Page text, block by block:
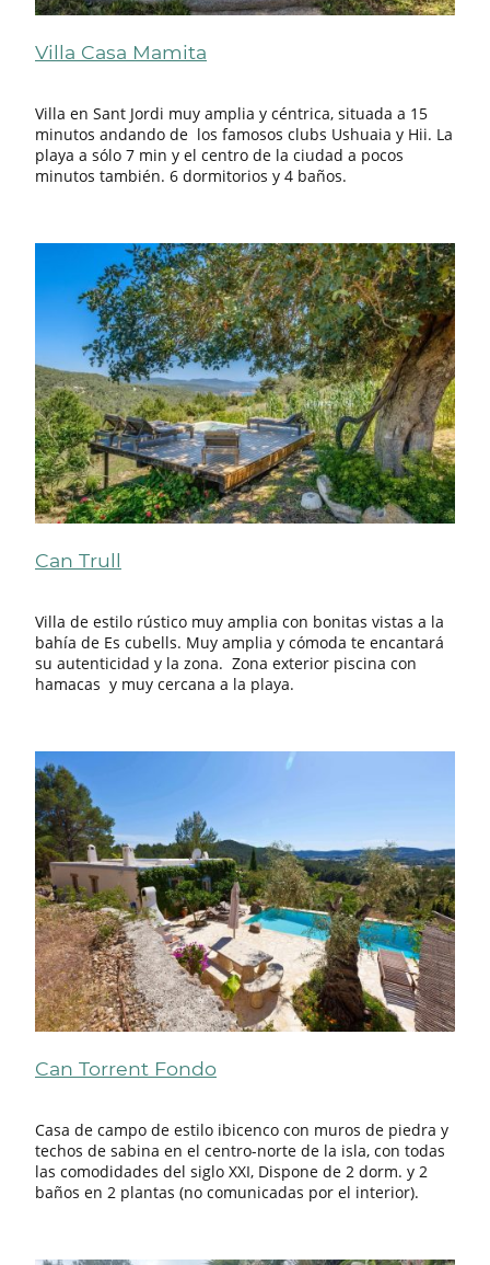
Villa Casa Mamita
Villa en Sant Jordi muy amplia y céntrica, situada a 15
minutos andando de los famosos clubs Ushuaia y Hii. La
playa a sólo 7 min y el centro de la ciudad a pocos
minutos también. 6 dormitorios y 4 baños.
Can Trull
Villa de estilo rústico muy amplia con bonitas vistas a la
bahía de Es cubells. Muy amplia y cómoda te encantará
su autenticidad y la zona. Zona exterior piscina con
hamacas y muy cercana a la playa.
Can Torrent Fondo
Casa de campo de estilo ibicenco con muros de piedra y
techos de sabina en el centro-norte de la isla, con todas
las comodidades del siglo XXI, Dispone de 2 dorm. y 2
baños en 2 plantas (no comunicadas por el interior).